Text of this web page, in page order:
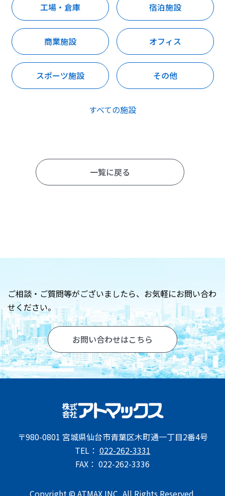
工場・倉庫 宿泊施設
商業施設 オフィス
スポーツ施設 その他
すべての施設
一覧に戻る
お問い合わせ
ご相談・ご質問等がございましたら、 お気軽にお問い合わ
せください。
お問い合わせはこちら
〒980-0801 宮城県仙台市青葉区木町通一丁目2番4号
TEL： 022-262-3331
FAX： 022-262-3336